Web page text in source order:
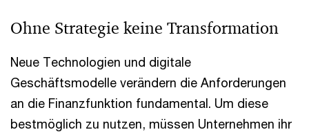
Ohne Strategie keine Transformation
Neue Technologien und digitale
Geschäftsmodelle verändern die Anforderungen
an die Finanzfunktion fundamental. Um diese
bestmöglich zu nutzen, müssen Unternehmen ihr